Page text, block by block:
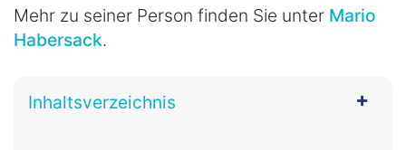
Mehr zu seiner Person finden Sie unter Mario
Habersack.
Inhaltsverzeichnis